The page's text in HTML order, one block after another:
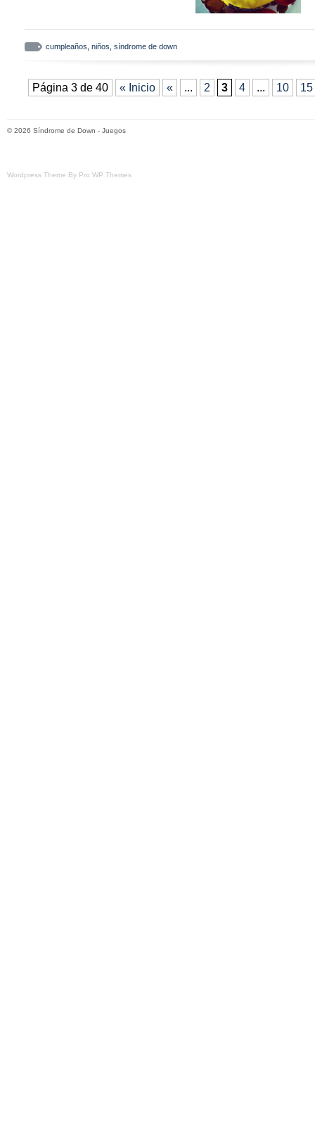
cumpleaños niños síndrome de down
Página 3 de 40 « Inicio « ... 2 3 4 ... 10 15
© 2026 Síndrome de Down - Juegos
Wordpress Theme By Pro WP Themes